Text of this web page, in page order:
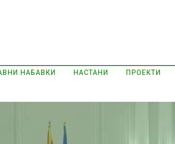
НАБАВКИ НАСТАНИ ПРОЕКТИ